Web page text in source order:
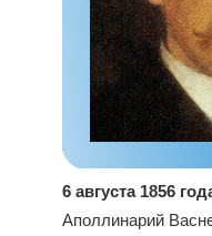
6 августа 1856
Аполлинарий